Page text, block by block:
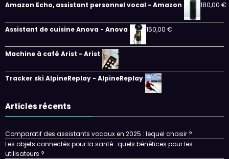
Amazon Echo, assistant personnel vocal - Amazon 180,00 €
Assistant de cuisine Anova - Anova 150,00 €
Machine à café Arist - Arist
Tracker ski AlpineReplay - AlpineReplay
Articles récents
Comparatif des assistants vocaux en 2025 : lequel choisir ?
Les objets connectés pour la santé : quels bénéfices pour les
utilisateurs ?